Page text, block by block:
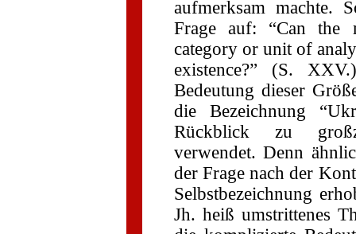
aufmerksam machte.
Frage auf: “Can the
category or unit of
existence?” (S.
Bedeutung dieser
die Bezeichnung
Rückblick zu
verwendet. Denn
der Frage nach der
Selbstbezeichnung
Jh. heiß umstrittenes